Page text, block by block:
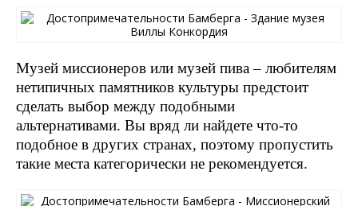
Музей миссионеров или музей пива – любителям
нетипичных памятников культуры предстоит
сделать выбор между подобными
альтернативами. Вы вряд ли найдете что-то
подобное в других странах, поэтому пропустить
такие места категорически не рекомендуется.